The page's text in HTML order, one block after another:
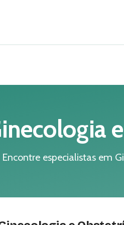
Encontre especialistas em